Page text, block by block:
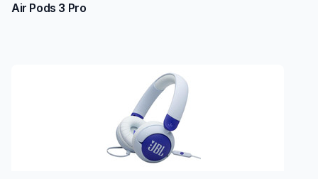
Air Pods 3 Pro